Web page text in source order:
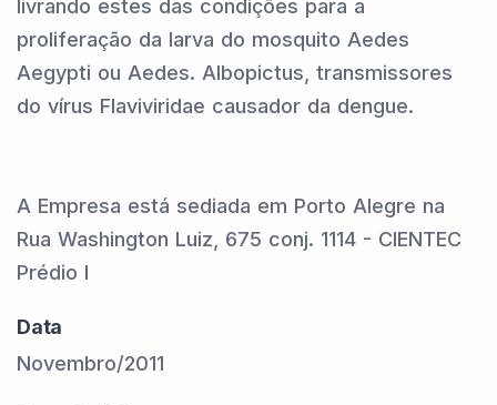
livrando estes das condições para a
proliferação da larva do mosquito Aedes
Aegypti ou Aedes. Albopictus, transmissores
do vírus Flaviviridae causador da dengue.
A Empresa está sediada em Porto Alegre na
Rua Washington Luiz, 675 conj. 1114 - CIENTEC
Prédio I
Data
Novembro/2011